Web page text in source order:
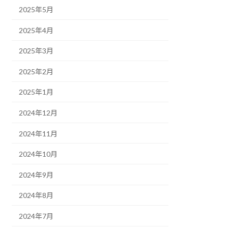
2025年5月
2025年4月
2025年3月
2025年2月
2025年1月
2024年12月
2024年11月
2024年10月
2024年9月
2024年8月
2024年7月